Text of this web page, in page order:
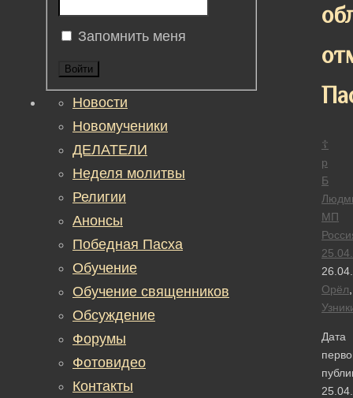
☦
р
Б
МП
Орёл
Дата
Запомнить меня
Войти
Новости
Новомученики
ДЕЛАТЕЛИ
Неделя молитвы
Религии
Анонсы
Победная Пасха
Обучение
Обучение священников
Обсуждение
Форумы
Фотовидео
Контакты